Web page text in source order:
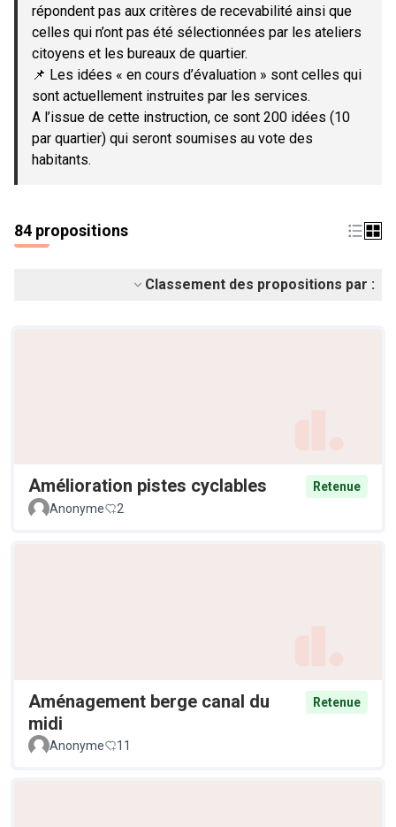
répondent pas aux critères de recevabilité ainsi que
celles qui n’ont pas été sélectionnées par les ateliers
citoyens et les bureaux de quartier.
📌 Les idées « en cours d’évaluation » sont celles qui
sont actuellement instruites par les services.
A l’issue de cette instruction, ce sont 200 idées (10
par quartier) qui seront soumises au vote des
habitants.
84 propositions
Classement des propositions par :
Amélioration pistes cyclables
Retenue
Anonyme
2
Aménagement berge canal du
midi
Retenue
Anonyme 11